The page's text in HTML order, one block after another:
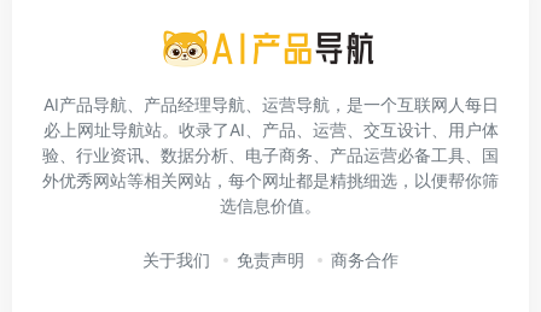
AI产品导航、产品经理导航、运营导航，是一个互联网人每日
必上网址导航站。收录了AI、产品、运营、交互设计、用户体
验、行业资讯、数据分析、电子商务、产品运营必备工具、国
外优秀网站等相关网站，每个网址都是精挑细选，以便帮你筛
选信息价值。
关于我们 免责声明 商务合作